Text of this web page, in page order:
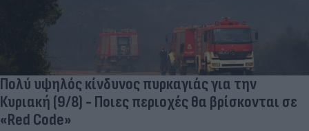
Πολύ υψηλός κίνδυνος πυρκαγιάς για την
Κυριακή (9/8) - Ποιες περιοχές θα βρίσκονται σε
«Red Code»